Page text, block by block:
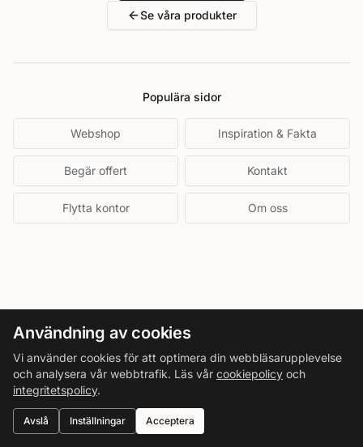
Se våra produkter
Populära sidor
Webshop Inspiration & Fakta
Begär offert Kontakt
Flytta kontor Om oss
Användning av cookies
Vi använder cookies för att optimera din webbläsarupplevelse
och analysera vår webbtrafik. Läs vår cookiepolicy och
integritetspolicy.
Avslå Inställningar Acceptera